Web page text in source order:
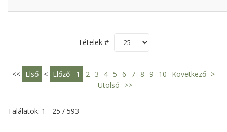
Tételek #
<< Első < Előző 1 2 3 4 5 6 7 8 9 10 Következő >
Utolsó >>
Találatok: 1 - 25 / 593